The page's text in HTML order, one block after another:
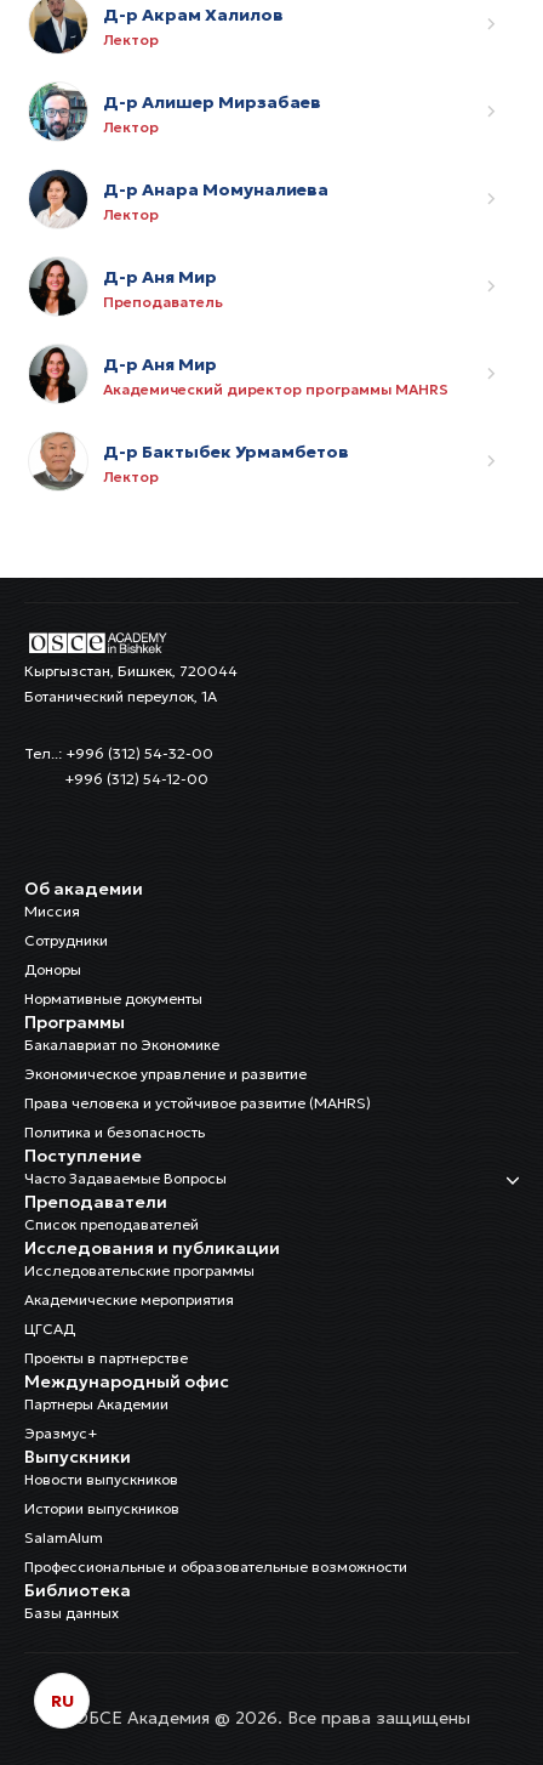
Д-р Акрам Халилов
Лектор
Д-р Алишер Мирзабаев
Лектор
Д-р Анара Момуналиева
Лектор
Д-р Аня Мир
Преподаватель
Д-р Аня Мир
Академический директор программы MAHRS
Д-р Бактыбек Урмамбетов
Лектор
Кыргызстан, Бишкек, 720044
Ботанический переулок, 1А
Тел..: +996 (312) 54-32-00
+996 (312) 54-12-00
Об академии
Миссия
Сотрудники
Доноры
Нормативные документы
Программы
Бакалавриат по Экономике
Экономическое управление и развитие
Права человека и устойчивое развитие (MAHRS)
Политика и безопасность
Поступление
Часто Задаваемые Вопросы
Преподаватели
Список преподавателей
Исследования и публикации
Исследовательские программы
Академические мероприятия
ЦГСАД
Проекты в партнерстве
Международный офис
Партнеры Академии
Эразмус+
Выпускники
Новости выпускников
Истории выпускников
SalamAlum
Профессиональные и образовательные возможности
Библиотека
Базы данных
ОБСЕ Академия @ 2026. Все права защищены
RU